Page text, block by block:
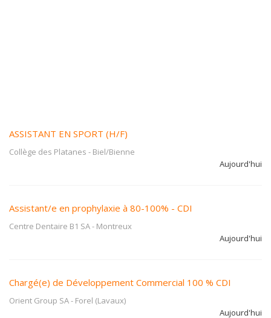
ASSISTANT EN SPORT (H/F)
Collège des Platanes - Biel/Bienne
Aujourd'hui
Assistant/e en prophylaxie à 80-100% - CDI
Centre Dentaire B1 SA- Montreux
Aujourd'hui
Chargé(e) de Développement Commercial 100 % CDI
Orient Group SA- Forel (Lavaux)
Aujourd'hui